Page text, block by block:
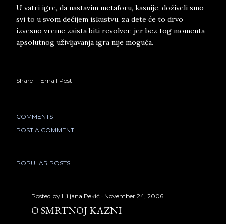
U vatri igre, da nastavim metaforu, kasnije, doživeli smo
svi to u svom dečijem iskustvu, za dete će to drvo
izvesno vreme zaista biti revolver, jer bez tog momenta
apsolutnog uživljavanja igra nije moguća.
Share Email Post
COMMENTS
POST A COMMENT
POPULAR POSTS
Posted by Ljiljana Pekić November 24, 2006
O SMRTNOJ KAZNI